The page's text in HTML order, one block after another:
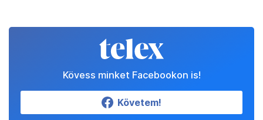
Kövess minket Facebookon is!
Követem!